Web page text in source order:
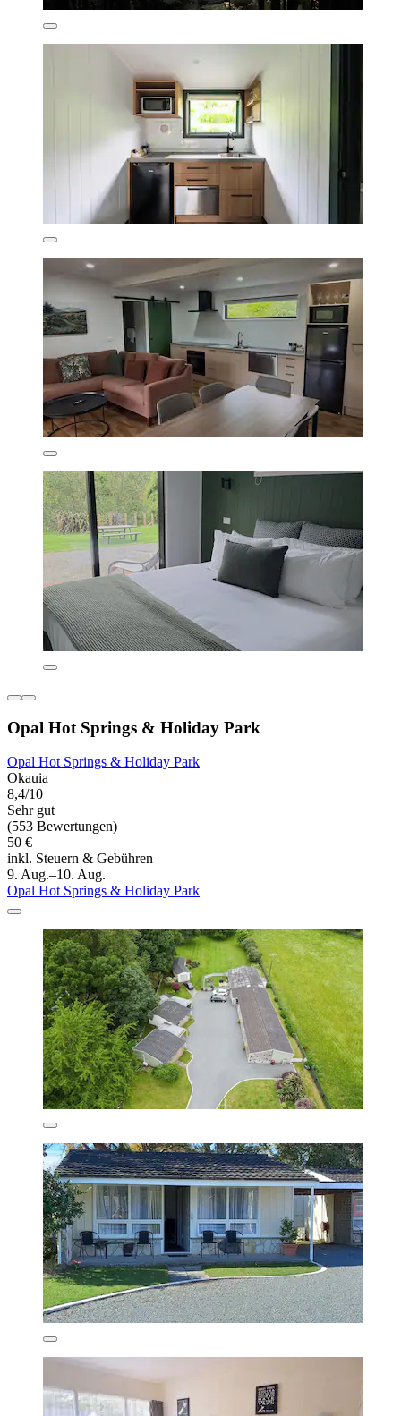
Opal Hot Springs & Holiday Park
Opal Hot Springs & Holiday Park
Okauia
8,4/10
Sehr gut
(553 Bewertungen)
50 €
inkl. Steuern & Gebühren
9. Aug.–10. Aug.
Opal Hot Springs & Holiday Park